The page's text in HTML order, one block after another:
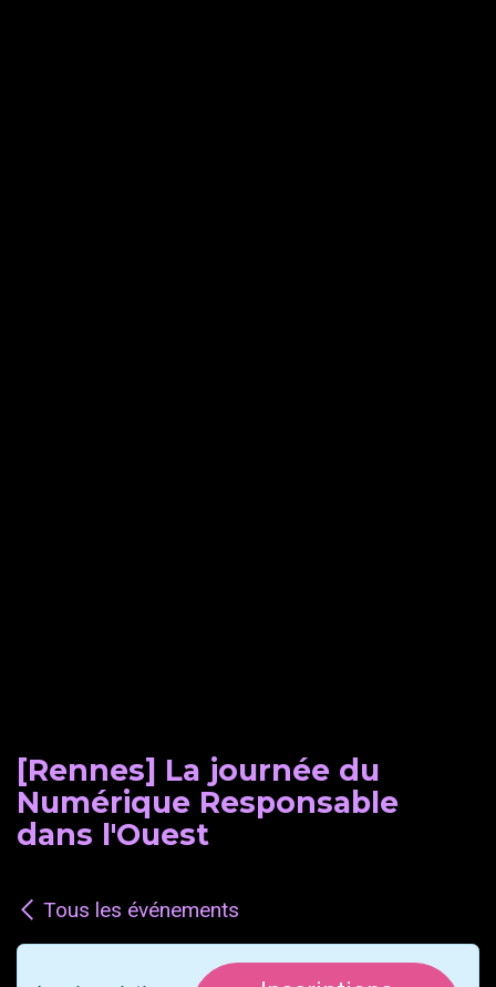
[Rennes] La journée du
Numérique Responsable
dans l'Ouest
Tous les événements